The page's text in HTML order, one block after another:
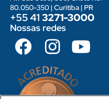
80.050-350 | Curitiba | PR
+55 413271-3000
Nossas redes